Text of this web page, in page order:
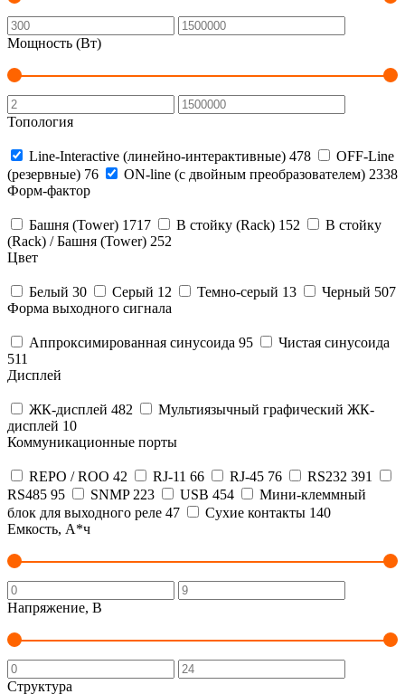
Мощность (Вт)
Топология
Line-Interactive (линейно-интерактивные) 478
OFF-Line
(резервные) 76 ON-line (с двойным преобразователем) 2338
Форм-фактор
Башня (Tower) 1717 В стойку (Rack) 152
В стойку
(Rack) / Башня (Tower) 252
Цвет
Белый 30 Серый 12 Темно-серый 13 Черный 507
Форма выходного сигнала
Аппроксимированная синусоида 95
Чистая синусоида
511
Дисплей
ЖК-дисплей 482
Мультиязычный графический ЖК-
дисплей 10
Коммуникационные порты
REPO / ROO 42 RJ-11 66 RJ-45 76 RS232 391
RS485 95 SNMP 223 USB 454
Мини-клеммный
блок для выходного реле 47 Сухие контакты 140
Емкость, А*ч
Напряжение, В
Структура